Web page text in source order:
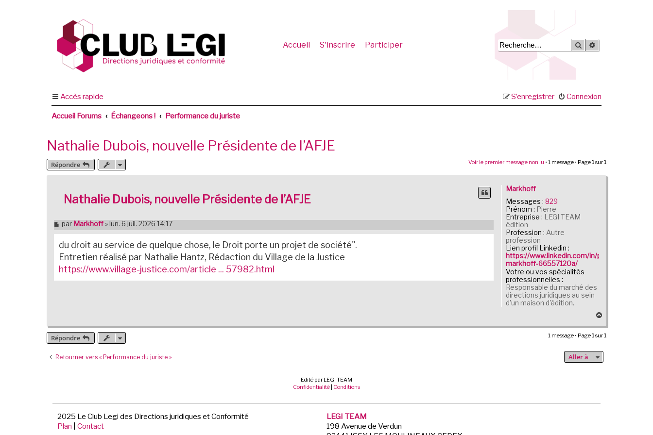
Accueil S'inscrire Participer Rechercher
Accès rapide Connexion
S’enregistrer
Accueil Forums Échangeons ! Performance du juriste
Nathalie Dubois, nouvelle Présidente de l’AFJE
Répondre Voir le premier message non lu • 1 message • Page1sur1
Markhoff
Messages : 829
Prénom : Pierre
Entreprise : LEGI TEAM
édition
Profession : Autre
profession
Lien profil Linkedin :
https://www.linkedin.com/in/pierre-
markhoff-66557120a/
Votre ou vos spécialités
professionnelles :
Responsable du marché des
directions juridiques au sein
d'un maison d'édition.
Nathalie Dubois, nouvelle Présidente de l’AFJE
M
e
s
a
g
e
par Markhoff»lun. 6 juil. 2026 14:17
du droit au service de quelque chose, le Droit porte un projet de société".
Entretien réalisé par Nathalie Hantz, Rédaction du Village de la Justice
https://www.village-justice.com/article ... 57982.html
u
t
Répondre 1 message • Page1sur1
Retourner vers « Performance du juriste » Aller à
Edité par LEGI TEAM
Confidentialité Conditions
2025 Le Club Legi des Directions juridiques et Conformité
Plan
Contact
LEGI TEAM
198 Avenue de Verdun